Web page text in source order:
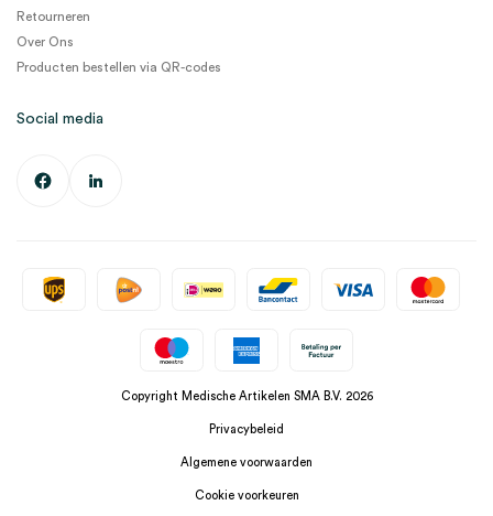
Retourneren
Over Ons
Producten bestellen via QR-codes
Social media
Copyright Medische Artikelen SMA B.V. 2026
Privacybeleid
Algemene voorwaarden
Cookie voorkeuren